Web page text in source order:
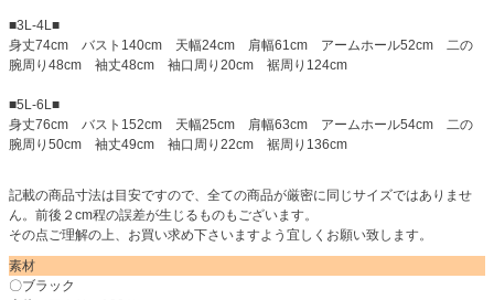
■3L-4L■
身丈74cm バスト140cm 天幅24cm 肩幅61cm アームホール52cm 二の
腕周り48cm 袖丈48cm 袖口周り20cm 裾周り124cm
■5L-6L■
身丈76cm バスト152cm 天幅25cm 肩幅63cm アームホール54cm 二の
腕周り50cm 袖丈49cm 袖口周り22cm 裾周り136cm
記載の商品寸法は目安ですので、全ての商品が厳密に同じサイズではありませ
ん。前後２cm程の誤差が生じるものもございます。
その点ご理解の上、お買い求め下さいますよう宜しくお願い致します。
素材
〇ブラック